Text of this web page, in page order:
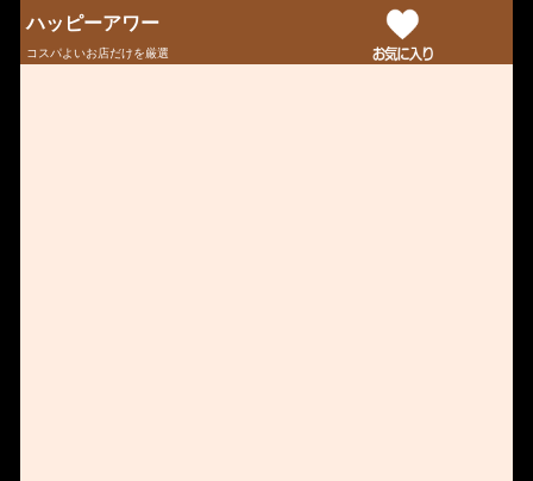
ハッピーアワー
コスパよいお店だけを厳選